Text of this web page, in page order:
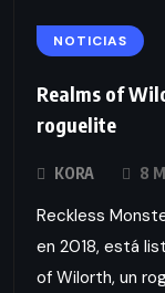
NOTICIAS
Realms of
roguelite
KORA 8
Reckless
en 2018, está
of Wilorth, un